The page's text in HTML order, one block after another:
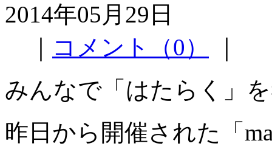
2014年05月29日
コメント（0）
みんなで「はたらく」
昨日から開催された「